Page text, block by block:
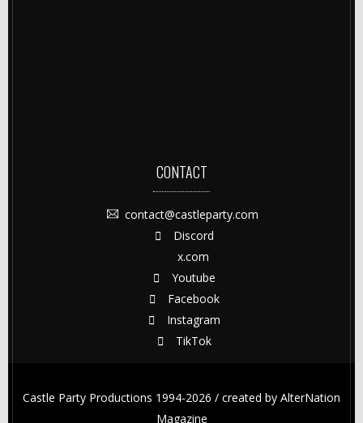
CONTACT
contact@castleparty.com
Discord
x.com
Youtube
Facebook
Instagram
TikTok
Castle Party Productions 1994-2026 / created by AlterNation
Magazine